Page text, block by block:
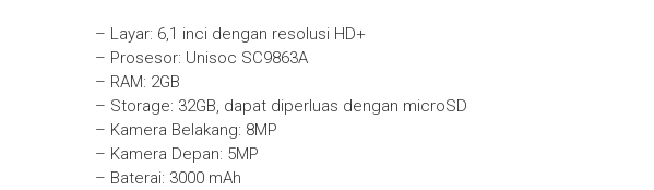
– Layar: 6,1 inci dengan resolusi HD+
– Prosesor: Unisoc SC9863A
– RAM: 2GB
– Storage: 32GB, dapat diperluas dengan microSD
– Kamera Belakang: 8MP
– Kamera Depan: 5MP
– Baterai: 3000 mAh